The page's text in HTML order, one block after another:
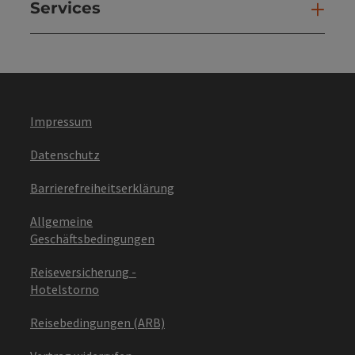
Services
Impressum
Datenschutz
Barrierefreiheitserklärung
Allgemeine
Geschäftsbedingungen
Reiseversicherung -
Hotelstorno
Reisebedingungen (ARB)